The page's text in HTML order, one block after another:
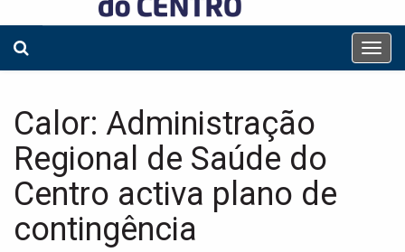
T
o
Calor: Administração
Regional de Saúde do
Centro activa plano de
contingência